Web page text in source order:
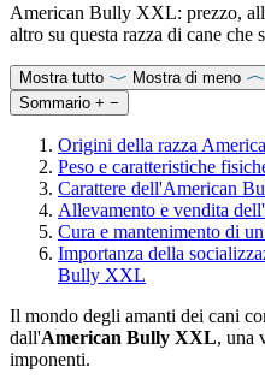
American Bully XXL: prezzo,
altro su questa razza di cane che
Mostra tutto
Mostra di meno
Sommario + −
Origini della razza
Peso e caratteristiche
Carattere dell'American
Allevamento e vendita
Cura e mantenimento di
Importanza della
Bully XXL
Il mondo degli amanti dei cani
dall'American Bully XXL, una
imponenti.